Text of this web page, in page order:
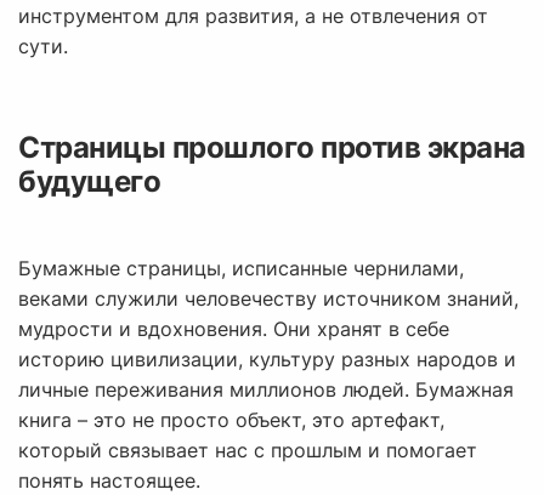
инструментом для развития, а не отвлечения от
сути.
Страницы прошлого против экрана
будущего
Бумажные страницы, исписанные чернилами,
веками служили человечеству источником знаний,
мудрости и вдохновения. Они хранят в себе
историю цивилизации, культуру разных народов и
личные переживания миллионов людей. Бумажная
книга – это не просто объект, это артефакт,
который связывает нас с прошлым и помогает
понять настоящее.